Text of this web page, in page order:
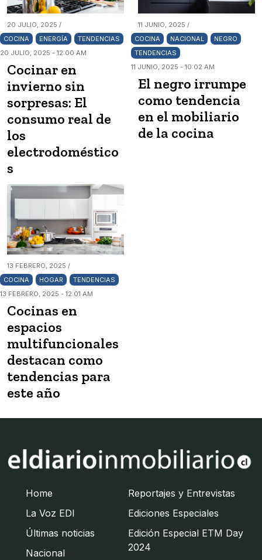
20 JULIO, 2025 /
COCINA
ENERGÍA
TENDENCIAS
20 JULIO, 2025 - 12:00 AM
Cocinar en
invierno sin
sorpresas: El
consumo real de
los
electrodoméstico
s
11 JUNIO, 2025 /
COCINA
NACIONAL
NEGRO
TENDENCIAS
11 JUNIO, 2025 - 10:02 AM
El negro irrumpe
como tendencia
en el mobiliario
de la cocina
13 FEBRERO, 2025 /
COCINA
HOGAR
TENDENCIAS
13 FEBRERO, 2025 - 12:01 AM
Cocinas en
espacios
multifuncionales
destacan como
tendencias para
este año
Home
La Voz EDI
Últimas noticias
Nacional
Reportajes y Entrevistas
Ediciones Especiales
Edición Especial ETM Day
2024